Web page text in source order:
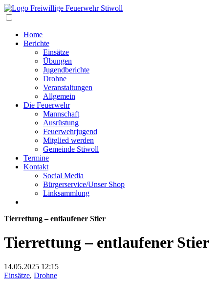
Home
Berichte
Einsätze
Übungen
Jugendberichte
Drohne
Veranstaltungen
Allgemein
Die Feuerwehr
Mannschaft
Ausrüstung
Feuerwehrjugend
Mitglied werden
Gemeinde Stiwoll
Termine
Kontakt
Social Media
Bürgerservice/Unser Shop
Linksammlung
Tierrettung – entlaufener Stier
Tierrettung – entlaufener Stier
14.05.2025 12:15
Einsätze, Drohne